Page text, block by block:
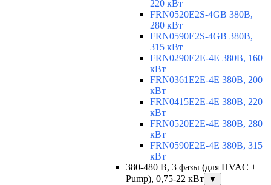
220 кВт
FRN0520E2S-4GB 380В,
280 кВт
FRN0590E2S-4GB 380В,
315 кВт
FRN0290E2E-4E 380В, 160
кВт
FRN0361E2E-4E 380В, 200
кВт
FRN0415E2E-4E 380В, 220
кВт
FRN0520E2E-4E 380В, 280
кВт
FRN0590E2E-4E 380В, 315
кВт
380-480 В, 3 фазы (для HVAC +
Pump), 0,75-22 кВт
▼